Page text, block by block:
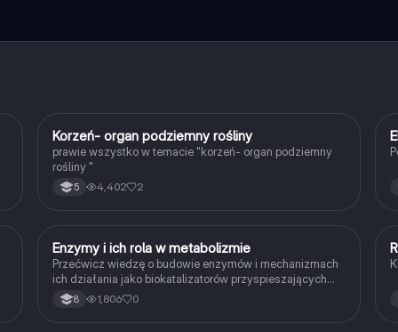
KBiologia
Korzeń- organ podziemny rośliny
prawie wszystko w temacie "korzeń- organ podziemny
rośliny "
5 4,402 2
EBiologia
Enzymy i ich rola w metabolizmie
Przećwicz wiedzę o budowie enzymów i mechanizmach
ich działania jako biokatalizatorów przyspieszających
reakcje.
8 1,806 0